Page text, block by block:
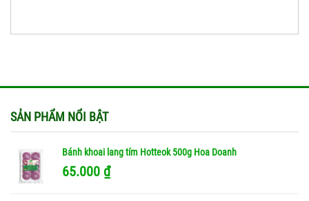
SẢN PHẨM NỔI BẬT
Bánh khoai lang tím Hotteok 500g Hoa Doanh
65.000 ₫